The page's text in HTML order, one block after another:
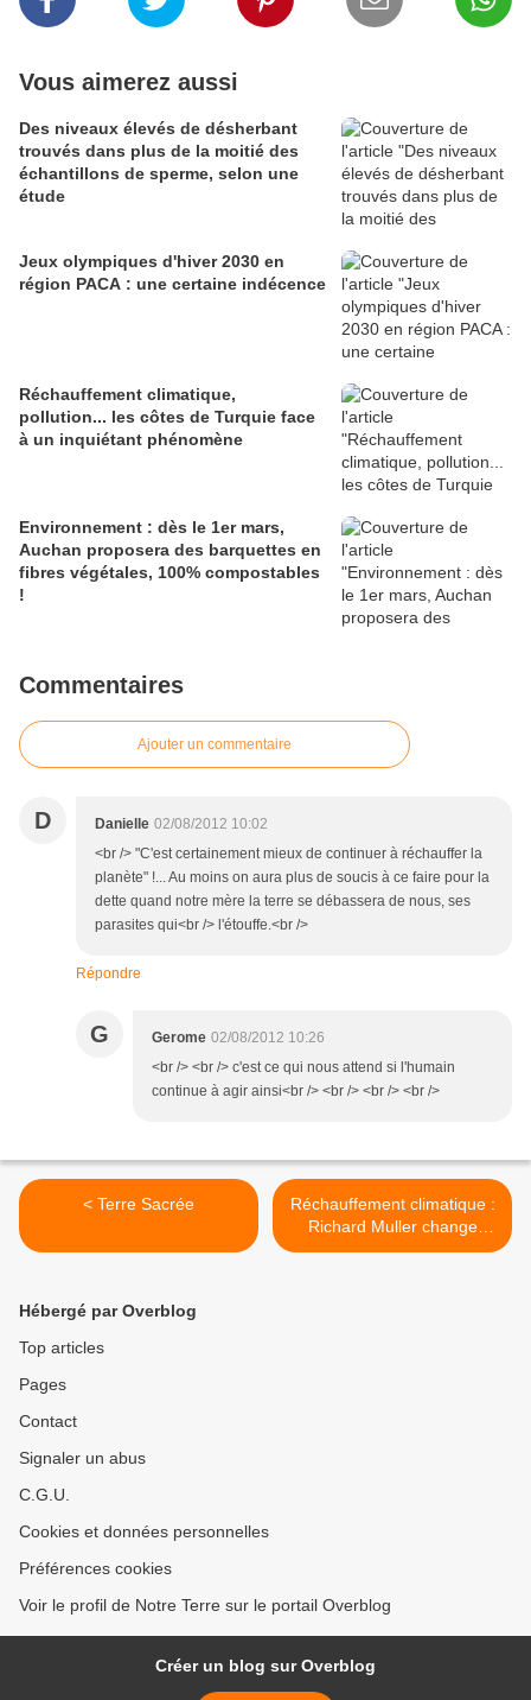
Vous aimerez aussi
Des niveaux élevés de désherbant
trouvés dans plus de la moitié des
échantillons de sperme, selon une
étude
Jeux olympiques d'hiver 2030 en
région PACA : une certaine indécence
Réchauffement climatique,
pollution... les côtes de Turquie face
à un inquiétant phénomène
Environnement : dès le 1er mars,
Auchan proposera des barquettes en
fibres végétales, 100% compostables
!
Commentaires
Ajouter un commentaire
D Danielle 02/08/2012 10:02
<br /> "C'est certainement mieux de continuer à réchauffer la
planète" !... Au moins on aura plus de soucis à ce faire pour la
dette quand notre mère la terre se débassera de nous, ses
parasites qui<br /> l'étouffe.<br />
Répondre
G Gerome 02/08/2012 10:26
<br /> <br /> c'est ce qui nous attend si l'humain
continue à agir ainsi<br /> <br /> <br /> <br />
< Terre Sacrée
Réchauffement climatique :
Richard Muller change
d'avis >
Hébergé par Overblog
Top articles
Pages
Contact
Signaler un abus
C.G.U.
Cookies et données personnelles
Préférences cookies
Voir le profil de Notre Terre sur le portail Overblog
Créer un blog sur Overblog